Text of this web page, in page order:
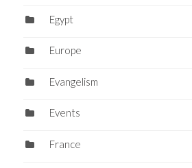
Egypt
Europe
Evangelism
Events
France